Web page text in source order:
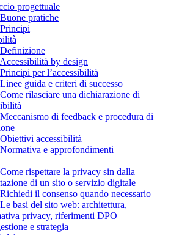
progettuale
pratiche
by design
per l’accessibilità
guida e criteri di successo
rilasciare una dichiarazione di
di feedback e procedura di
accessibilità
e approfondimenti
rispettare la privacy sin dalla
di un sito o servizio digitale
il consenso quando necessario
basi del sito web: architettura,
privacy, riferimenti DPO
e strategia